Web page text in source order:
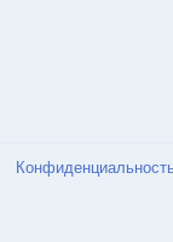
Конфиденциальность